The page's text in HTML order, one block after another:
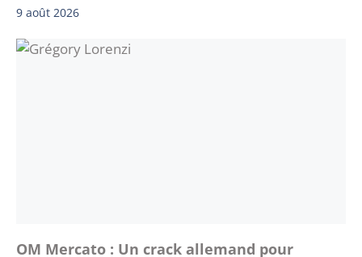
9 août 2026
OM Mercato : Un crack allemand pour